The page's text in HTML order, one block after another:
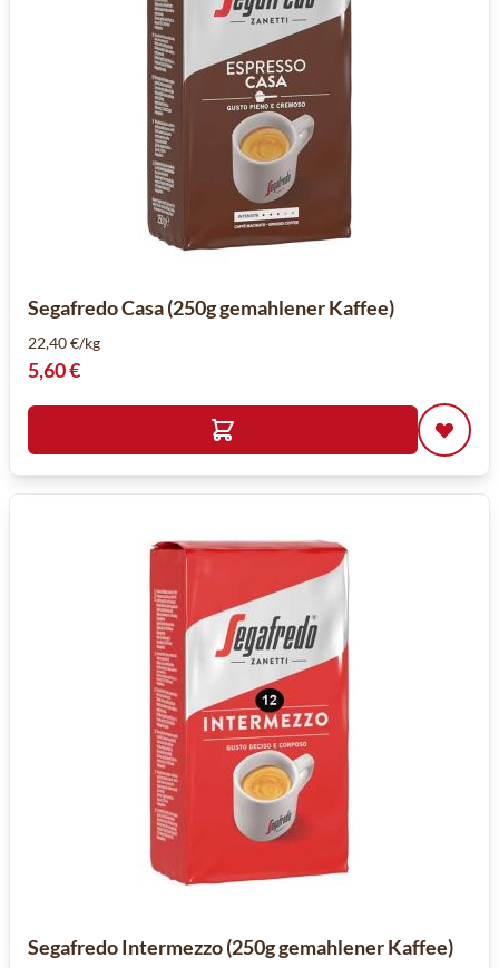
Segafredo Casa (250g gemahlener Kaffee)
22,40 €/kg
5,60 €
Segafredo Intermezzo (250g gemahlener Kaffee)